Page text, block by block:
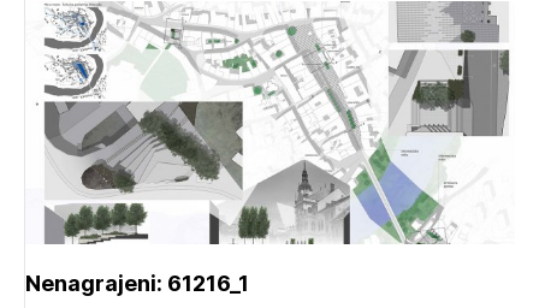
Nenagrajeni: 61216_1